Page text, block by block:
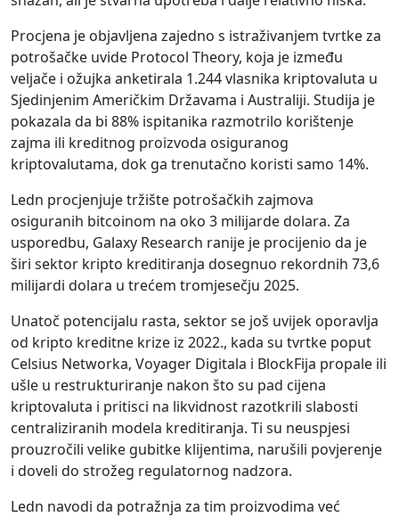
Procjena je objavljena zajedno s istraživanjem tvrtke za
potrošačke uvide Protocol Theory, koja je između
veljače i ožujka anketirala 1.244 vlasnika kriptovaluta u
Sjedinjenim Američkim Državama i Australiji. Studija je
pokazala da bi 88% ispitanika razmotrilo korištenje
zajma ili kreditnog proizvoda osiguranog
kriptovalutama, dok ga trenutačno koristi samo 14%.
Ledn procjenjuje tržište potrošačkih zajmova
osiguranih bitcoinom na oko 3 milijarde dolara. Za
usporedbu, Galaxy Research ranije je procijenio da je
širi sektor kripto kreditiranja dosegnuo rekordnih 73,6
milijardi dolara u trećem tromjesečju 2025.
Unatoč potencijalu rasta, sektor se još uvijek oporavlja
od kripto kreditne krize iz 2022., kada su tvrtke poput
Celsius Networka, Voyager Digitala i BlockFija propale ili
ušle u restrukturiranje nakon što su pad cijena
kriptovaluta i pritisci na likvidnost razotkrili slabosti
centraliziranih modela kreditiranja. Ti su neuspjesi
prouzročili velike gubitke klijentima, narušili povjerenje
i doveli do strožeg regulatornog nadzora.
Ledn navodi da potražnja za tim proizvodima već